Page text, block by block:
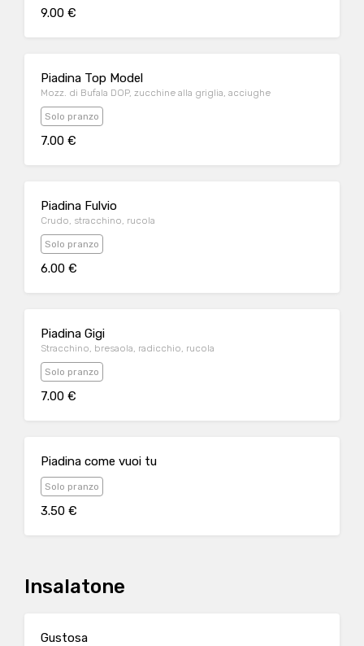
9.00 €
Piadina Top Model
Mozz. di Bufala DOP, zucchine alla griglia, acciughe
Solo pranzo
7.00 €
Piadina Fulvio
Crudo, stracchino, rucola
Solo pranzo
6.00 €
Piadina Gigi
Stracchino, bresaola, radicchio, rucola
Solo pranzo
7.00 €
Piadina come vuoi tu
Solo pranzo
3.50 €
Insalatone
Gustosa